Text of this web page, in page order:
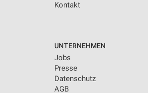
Kontakt
UNTERNEHMEN
Jobs
Presse
Datenschutz
AGB